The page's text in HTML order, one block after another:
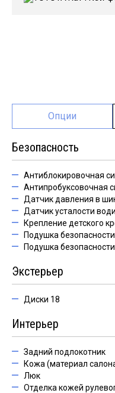
Опции
Безопасность
Антиблокировочная
Антипробуксовочная
Датчик давления в
Датчик усталости
Крепление детского
Подушка
Подушка
Экстерьер
Диски 18
Интерьер
Задний подлокотник
Кожа (материал
Люк
Отделка кожей